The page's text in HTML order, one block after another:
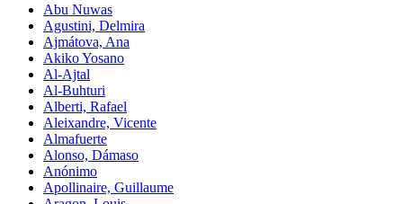
Abu Nuwas
Agustini, Delmira
Ajmátova, Ana
Akiko Yosano
Al-Ajtal
Al-Buhturi
Alberti, Rafael
Aleixandre, Vicente
Almafuerte
Alonso, Dámaso
Anónimo
Apollinaire, Guillaume